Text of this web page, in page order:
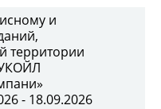
и
территории
- 18.09.2026